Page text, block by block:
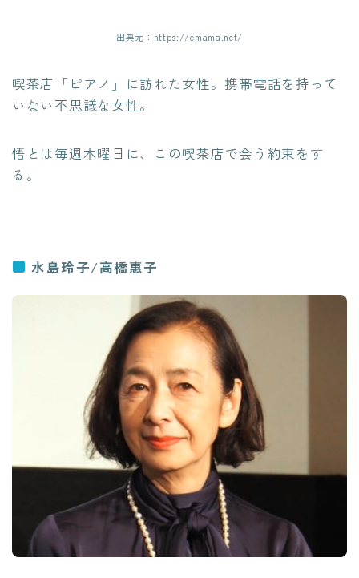
出典元：https://emama.net/
喫茶店「ピアノ」に訪れた女性。携帯電話を持って
いない不思議な女性。
悟とは毎週木曜日に、この喫茶店で会う約束をす
る。
水島玲子/高橋惠子